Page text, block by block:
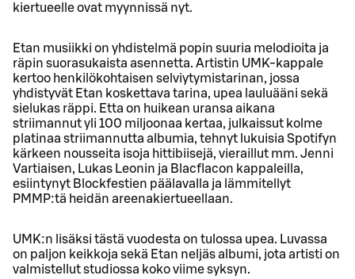
kiertueelle ovat myynnissä nyt.
Etan musiikki on yhdistelmä popin suuria melodioita ja
räpin suorasukaista asennetta. Artistin UMK-kappale
kertoo henkilökohtaisen selviytymistarinan, jossa
yhdistyvät Etan koskettava tarina, upea lauluääni sekä
sielukas räppi. Etta on huikean uransa aikana
striimannut yli 100 miljoonaa kertaa, julkaissut kolme
platinaa striimannutta albumia, tehnyt lukuisia Spotifyn
kärkeen nousseita isoja hittibiisejä, vieraillut mm. Jenni
Vartiaisen, Lukas Leonin ja Blacflacon kappaleilla,
esiintynyt Blockfestien päälavalla ja lämmitellyt
PMMP:tä heidän areenakiertueellaan.
UMK:n lisäksi tästä vuodesta on tulossa upea. Luvassa
on paljon keikkoja sekä Etan neljäs albumi, jota artisti on
valmistellut studiossa koko viime syksyn.